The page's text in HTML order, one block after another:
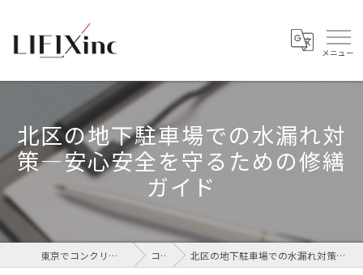
北区の地下駐車場での水漏れ対
策—安心安全を守るための修繕
ガイド
東京でコンクリートなら株式会社LIFIX コラム 北区の地下駐車場での水漏れ対策—安心安全を守るための修繕ガイド